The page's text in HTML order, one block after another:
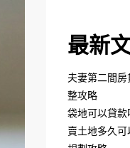
最新
夫妻第二間
整攻略
袋地可以貸
賣土地多久